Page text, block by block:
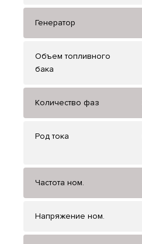
Генератор
Объем топливного
бака
Количество фаз
Род тока
Частота ном.
Напряжение ном.